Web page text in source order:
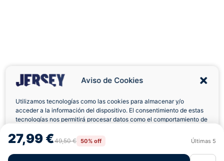
Aviso de Cookies
Utilizamos tecnologías como las cookies para almacenar y/o
acceder a la información del dispositivo. El consentimiento de estas
tecnologías nos permitirá procesar datos como el comportamiento de
retirar el consentimiento, puede afectar negativamente a ciertas
características y funciones.
Rechazar
27,99 €49,50 € 50% off Últimas 5
Envíos a Domicilio Devolución 7 Días